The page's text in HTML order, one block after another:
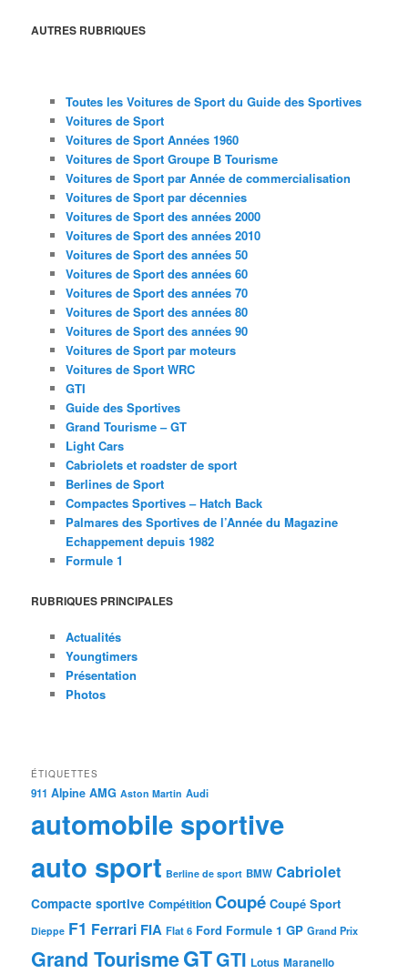
AUTRES RUBRIQUES
Toutes les Voitures de Sport du Guide des Sportives
Voitures de Sport
Voitures de Sport Années 1960
Voitures de Sport Groupe B Tourisme
Voitures de Sport par Année de commercialisation
Voitures de Sport par décennies
Voitures de Sport des années 2000
Voitures de Sport des années 2010
Voitures de Sport des années 50
Voitures de Sport des années 60
Voitures de Sport des années 70
Voitures de Sport des années 80
Voitures de Sport des années 90
Voitures de Sport par moteurs
Voitures de Sport WRC
GTI
Guide des Sportives
Grand Tourisme – GT
Light Cars
Cabriolets et roadster de sport
Berlines de Sport
Compactes Sportives – Hatch Back
Palmares des Sportives de l’Année du Magazine
Echappement depuis 1982
Formule 1
RUBRIQUES PRINCIPALES
Actualités
Youngtimers
Présentation
Photos
ÉTIQUETTES
911 Alpine AMG Aston Martin Audi
automobile sportive
auto sport Berline de sport BMW Cabriolet
Compacte sportive Compétition Coupé Coupé Sport
Dieppe F1 Ferrari FIA Flat 6 Ford Formule 1 GP Grand Prix
Grand TourismeGTGTI Lotus Maranello